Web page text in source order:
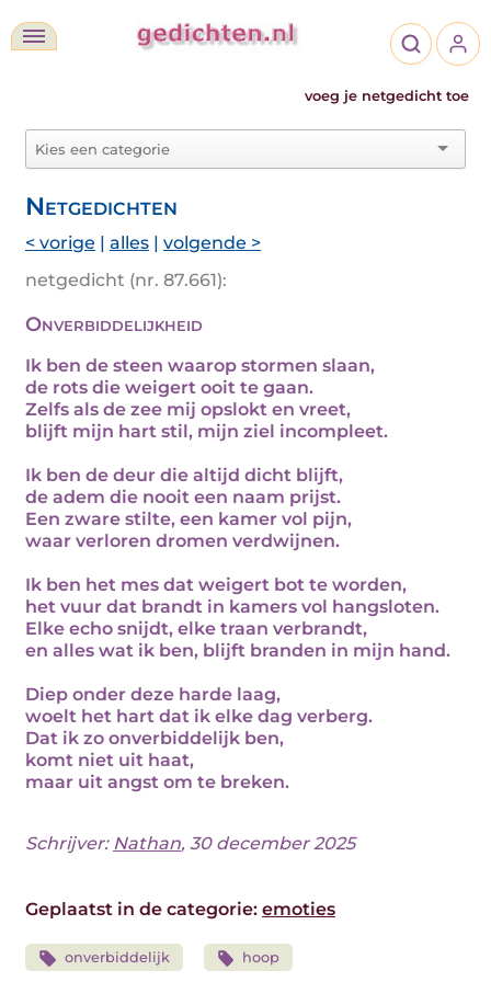
voeg je netgedicht toe
Netgedichten
< vorige | alles | volgende >
netgedicht (nr. 87.661):
Onverbiddelijkheid
Ik ben de steen waarop stormen slaan,
de rots die weigert ooit te gaan.
Zelfs als de zee mij opslokt en vreet,
blijft mijn hart stil, mijn ziel incompleet.
Ik ben de deur die altijd dicht blijft,
de adem die nooit een naam prijst.
Een zware stilte, een kamer vol pijn,
waar verloren dromen verdwijnen.
Ik ben het mes dat weigert bot te worden,
het vuur dat brandt in kamers vol hangsloten.
Elke echo snijdt, elke traan verbrandt,
en alles wat ik ben, blijft branden in mijn hand.
Diep onder deze harde laag,
woelt het hart dat ik elke dag verberg.
Dat ik zo onverbiddelijk ben,
komt niet uit haat,
maar uit angst om te breken.
Schrijver: Nathan, 30 december 2025
Geplaatst in de categorie: emoties
onverbiddelijk hoop